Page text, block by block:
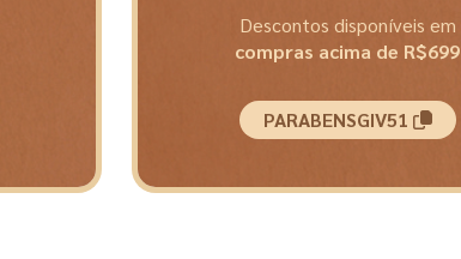
Descontos disponíveis em
compras acima de R$699
PARABENSGIV51